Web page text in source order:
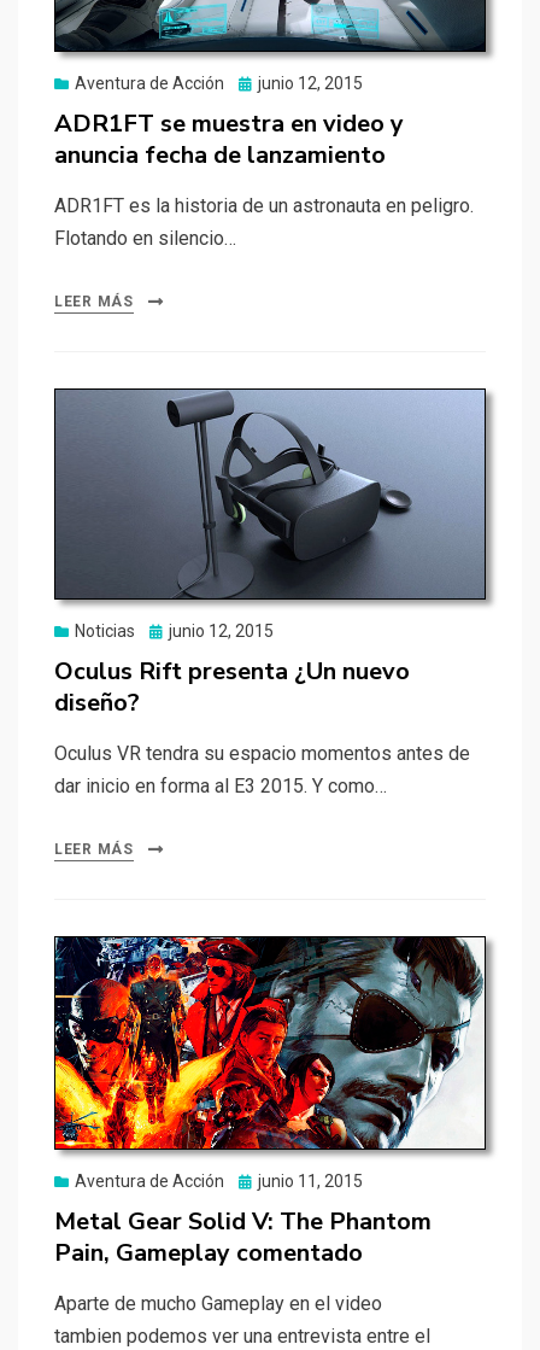
Aventura de Acción
Publicado
junio 12, 2015
ADR1FT se muestra en video y
anuncia fecha de lanzamiento
ADR1FT es la historia de un astronauta en peligro.
Flotando en silencio…
LEER MÁS
Noticias
Publicado
junio 12, 2015
Oculus Rift presenta ¿Un nuevo
diseño?
Oculus VR tendra su espacio momentos antes de
dar inicio en forma al E3 2015. Y como…
LEER MÁS
Aventura de Acción
Publicado
junio 11, 2015
Metal Gear Solid V: The Phantom
Pain, Gameplay comentado
Aparte de mucho Gameplay en el video
tambien podemos ver una entrevista entre el